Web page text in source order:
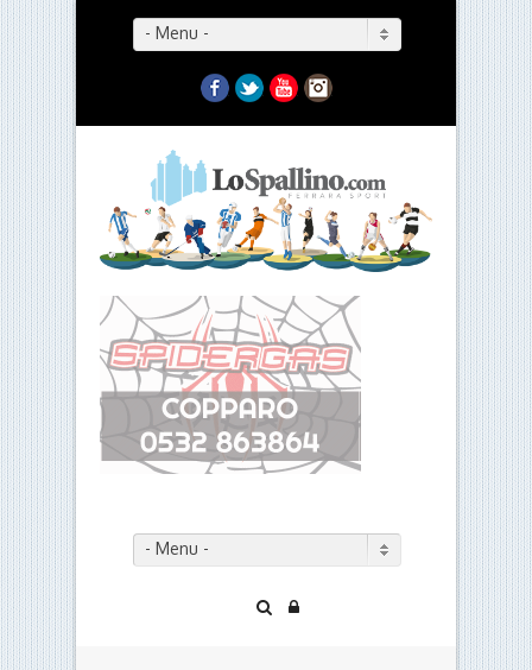
- Menu -
Facebook
TwitterYouTubeInstagram
- Menu -